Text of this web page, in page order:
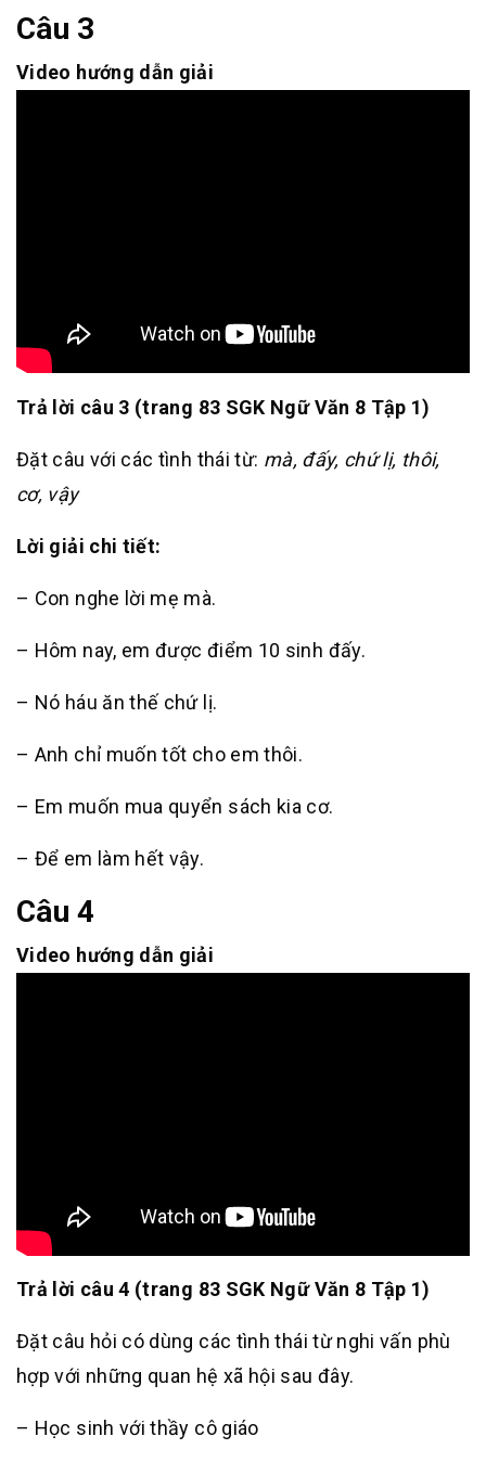
Câu 3
Video hướng dẫn giải
Trả lời câu 3 (trang 83 SGK Ngữ Văn 8 Tập 1)
Đặt câu với các tình thái từ: mà, đấy, chứ lị, thôi,
cơ, vậy
Lời giải chi tiết:
– Con nghe lời mẹ mà.
– Hôm nay, em được điểm 10 sinh đấy.
– Nó háu ăn thế chứ lị.
– Anh chỉ muốn tốt cho em thôi.
– Em muốn mua quyển sách kia cơ.
– Để em làm hết vậy.
Câu 4
Video hướng dẫn giải
Trả lời câu 4 (trang 83 SGK Ngữ Văn 8 Tập 1)
Đặt câu hỏi có dùng các tình thái từ nghi vấn phù
hợp với những quan hệ xã hội sau đây.
– Học sinh với thầy cô giáo